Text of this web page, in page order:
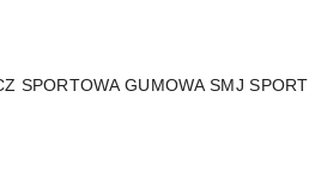
SPORTOWA GUMOWA SMJ SPORT